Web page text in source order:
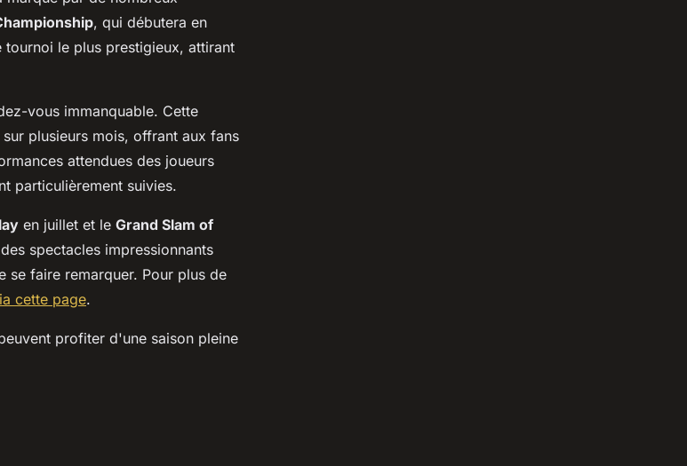
, qui débutera en
le plus prestigieux, attirant
vous immanquable. Cette
plusieurs mois, offrant aux fans
attendues des joueurs
particulièrement suivies.
en juillet et le Grand Slam of
spectacles impressionnants
se faire remarquer. Pour plus de
cette page.
profiter d'une saison pleine